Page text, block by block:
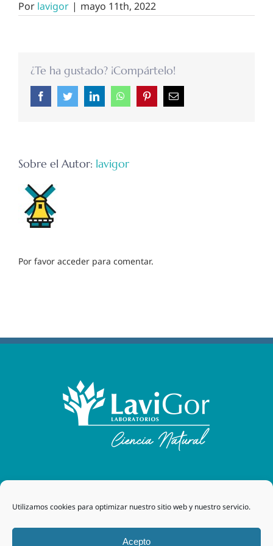
Utilizamos cookies para optimizar nuestro sitio web y nuestro servicio.
Acepto
Por lavigor | mayo 11th, 2022
¿Te ha gustado? ¡Compártelo!
FacebookTwitterLinkedInWhatsAppPinterestCorreo
electrónico
Sobre el Autor: lavigor
Por favor acceder para comentar.
Laboratorios Lavigor| 48170 Zamudio (Bizkaia) - España
| Tel. +34 94 454 42 00 |
tegor@grupotegor.com
Group
Política de cookies|